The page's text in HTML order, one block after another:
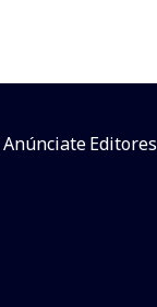
AnúnciateEditores